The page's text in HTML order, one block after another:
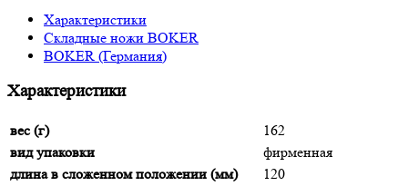
Характеристики
Складные ножи BOKER
BOKER (Германия)
Характеристики
вес (г)
162
вид упаковки
фирменная
длина в сложенном положении (мм)
120